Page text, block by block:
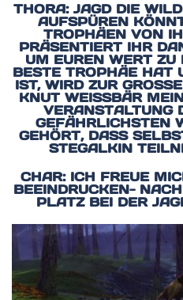
THORA: JAGD DIE
AUFSPÜREN
TROPHÄEN VON
PRÄSENTIERT IHR
UM EUREN WERT ZU
BESTE TROPHÄE HAT
IST, WIRD ZUR
NUT WEISSBÄR
RANSTALTUNG
FÄHRLICHSTEN
HÖRT, DASS SELBST
EGALKIN
CHAR: ICH FREUE
BEEINDRUCKEN-
PLATZ BEI DER